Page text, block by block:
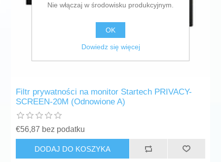
Filtr prywatności na monitor Startech PRIVACY-
SCREEN-20M (Odnowione A)
€56,87 bez podatku
DODAJ DO KOSZYKA
Nie włączaj w środowisku produkcyjnym.
OK
Dowiedz się więcej